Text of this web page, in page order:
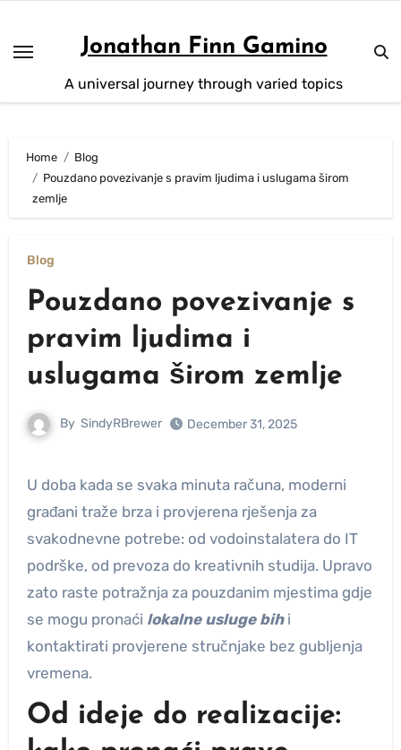
content
Jonathan Finn Gamino
A universal journey through varied topics
Home
Blog
Pouzdano povezivanje s pravim ljudima i uslugama širom
zemlje
Blog
Pouzdano povezivanje s
pravim ljudima i
uslugama širom zemlje
By SindyRBrewer December 31, 2025
U doba kada se svaka minuta računa, moderni
građani traže brza i provjerena rješenja za
svakodnevne potrebe: od vodoinstalatera do IT
podrške, od prevoza do kreativnih studija. Upravo
zato raste potražnja za pouzdanim mjestima gdje
se mogu pronaći lokalne usluge bihi
kontaktirati provjerene stručnjake bez gubljenja
vremena.
Od ideje do realizacije: